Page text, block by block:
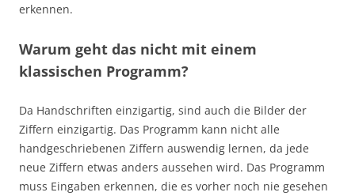
erkennen.
Warum geht das nicht mit einem
klassischen Programm?
Da Handschriften einzigartig, sind auch die Bilder der
Ziffern einzigartig. Das Programm kann nicht alle
handgeschriebenen Ziffern auswendig lernen, da jede
neue Ziffern etwas anders aussehen wird. Das Programm
muss Eingaben erkennen, die es vorher noch nie gesehen